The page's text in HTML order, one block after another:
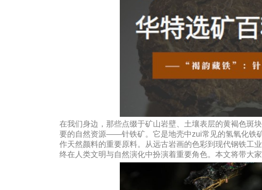
在我们身边，那些点缀于矿山岩壁、土壤表层的黄褐色斑
要的自然资源——针铁矿。它是地壳中zui常见的氢氧化铁
作天然颜料的重要原料。从远古岩画的色彩到现代钢铁工
终在人类文明与自然演化中扮演着重要角色。本文将带大